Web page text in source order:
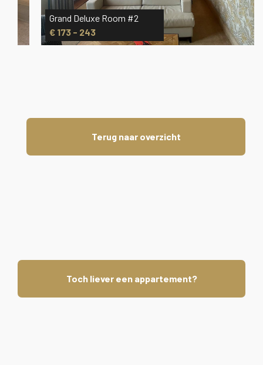
Grand Deluxe Room #2
€ 173 - 243
Terug naar overzicht
Toch liever een appartement?